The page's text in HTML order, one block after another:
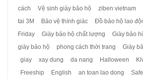
cách
Vệ sinh giày bảo hộ ziben vietnam
tai 3M
Bảo vệ thính giác Đồ bảo hộ lao
Friday
Giày bảo hộ chất lượng Giày bảo
giày bảo hộ
phong cách thời trang Giày
giay
xay dung da nang Halloween
Freeship
English an toan lao dong